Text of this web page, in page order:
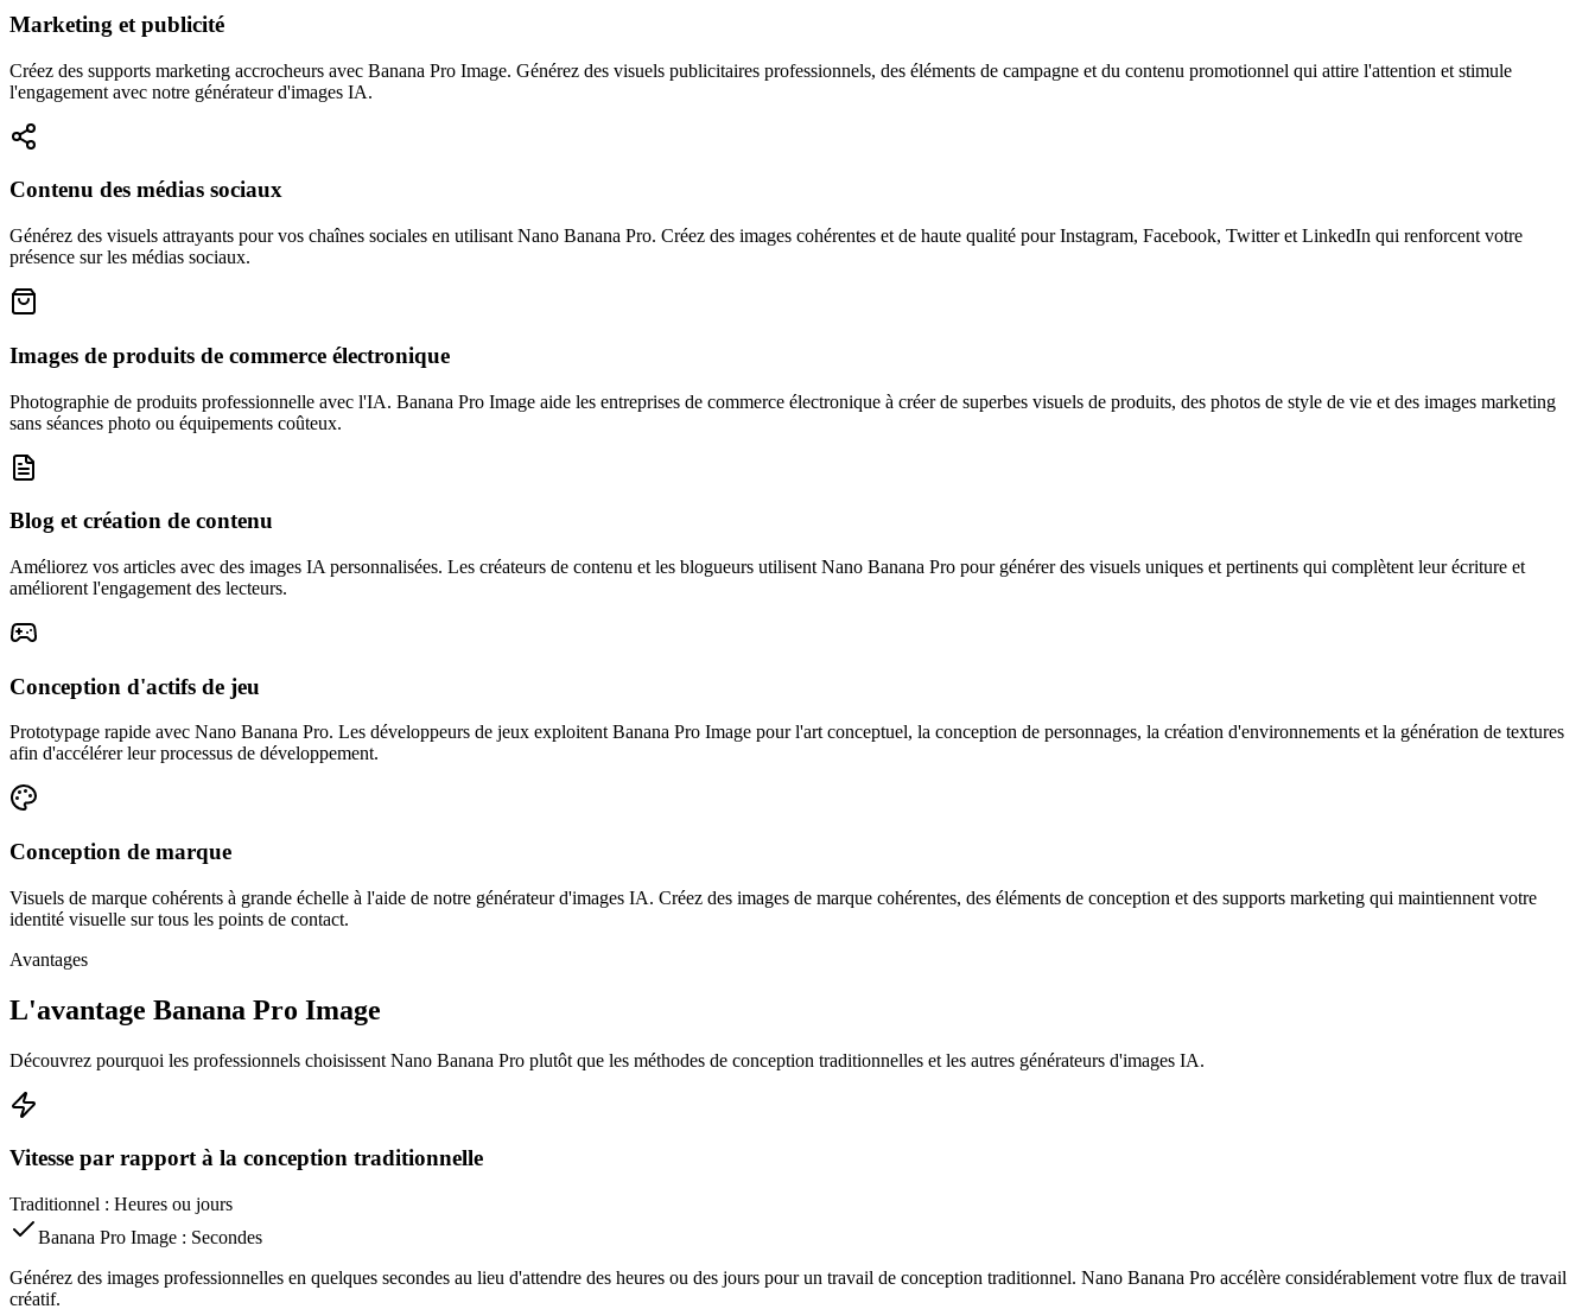
Marketing et publicité
Créez des supports marketing accrocheurs avec Banana Pro Image. Générez des visuels publicitaires professionnels, des éléments de campagne et du contenu promotionnel qui attire l'attention et stimule
l'engagement avec notre générateur d'images IA.
Contenu des médias sociaux
Générez des visuels attrayants pour vos chaînes sociales en utilisant Nano Banana Pro. Créez des images cohérentes et de haute qualité pour Instagram, Facebook, Twitter et LinkedIn qui renforcent votre
présence sur les médias sociaux.
Images de produits de commerce électronique
Photographie de produits professionnelle avec l'IA. Banana Pro Image aide les entreprises de commerce électronique à créer de superbes visuels de produits, des photos de style de vie et des images marketing
sans séances photo ou équipements coûteux.
Blog et création de contenu
Améliorez vos articles avec des images IA personnalisées. Les créateurs de contenu et les blogueurs utilisent Nano Banana Pro pour générer des visuels uniques et pertinents qui complètent leur écriture et
améliorent l'engagement des lecteurs.
Conception d'actifs de jeu
Prototypage rapide avec Nano Banana Pro. Les développeurs de jeux exploitent Banana Pro Image pour l'art conceptuel, la conception de personnages, la création d'environnements et la génération de textures
afin d'accélérer leur processus de développement.
Conception de marque
Visuels de marque cohérents à grande échelle à l'aide de notre générateur d'images IA. Créez des images de marque cohérentes, des éléments de conception et des supports marketing qui maintiennent votre
identité visuelle sur tous les points de contact.
Avantages
L'avantage Banana Pro Image
Découvrez pourquoi les professionnels choisissent Nano Banana Pro plutôt que les méthodes de conception traditionnelles et les autres générateurs d'images IA.
Vitesse par rapport à la conception traditionnelle
Traditionnel : Heures ou jours
Banana Pro Image : Secondes
Générez des images professionnelles en quelques secondes au lieu d'attendre des heures ou des jours pour un travail de conception traditionnel. Nano Banana Pro accélère considérablement votre flux de travail
créatif.